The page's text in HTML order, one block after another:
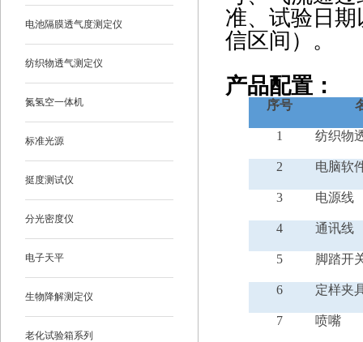
电池隔膜透气度测定仪
纺织物透气测定仪
氮氢空一体机
标准光源
挺度测试仪
分光密度仪
电子天平
生物降解测定仪
老化试验箱系列
准、试验日
信区间）。
产品配置：
序号
1 纺织物
2 电脑软
3 电源线
4 通讯线
5 脚踏开
6 定样夹
7 喷嘴